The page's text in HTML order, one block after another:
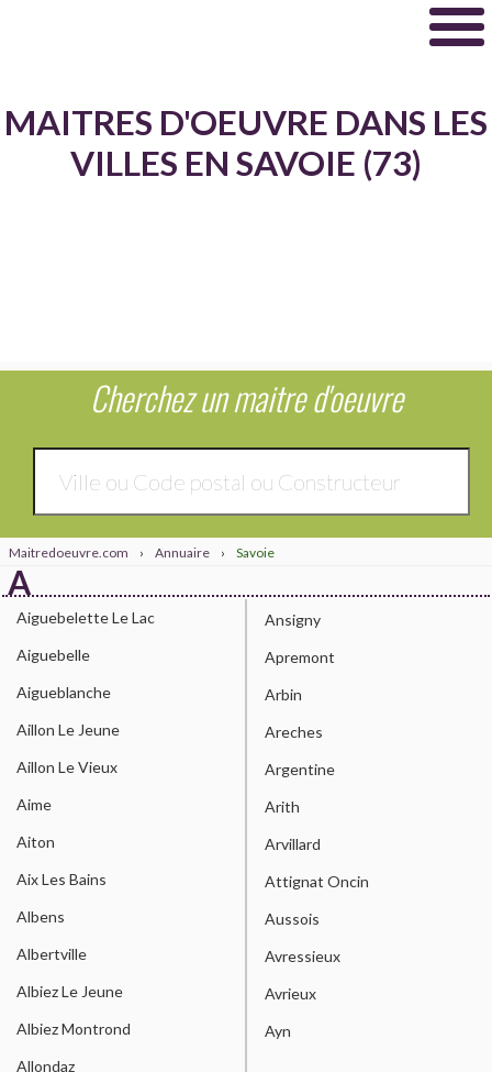
MAITRES D'OEUVRE DANS LES
VILLES EN SAVOIE (73)
Cherchez un maitre d'oeuvre
Maitredoeuvre.com › Annuaire › Savoie
A
Aiguebelette Le Lac
Aiguebelle
Aigueblanche
Aillon Le Jeune
Aillon Le Vieux
Aime
Aiton
Aix Les Bains
Albens
Albertville
Albiez Le Jeune
Albiez Montrond
Allondaz
Ansigny
Apremont
Arbin
Areches
Argentine
Arith
Arvillard
Attignat Oncin
Aussois
Avressieux
Avrieux
Ayn